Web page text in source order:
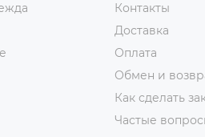
Контакты
Доставка
Оплата
Обмен и
Как сделать
Частые